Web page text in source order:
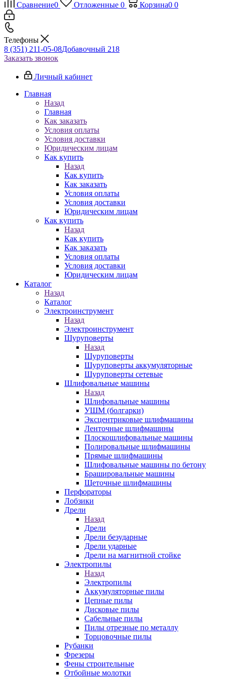
Сравнение0 Отложенные 0 Корзина0 0
Телефоны
8 (351) 211-05-08Добавочный 218
Заказать звонок
Личный кабинет
Главная
Назад
Главная
Как заказать
Условия оплаты
Условия доставки
Юридическим лицам
Как купить
Назад
Как купить
Как заказать
Условия оплаты
Условия доставки
Юридическим лицам
Как купить
Назад
Как купить
Как заказать
Условия оплаты
Условия доставки
Юридическим лицам
Каталог
Назад
Каталог
Электроинструмент
Назад
Электроинструмент
Шуруповерты
Назад
Шуруповерты
Шуруповерты аккумуляторные
Шуруповерты сетевые
Шлифовальные машины
Назад
Шлифовальные машины
УШМ (болгарки)
Эксцентриковые шлифмашины
Ленточные шлифмашины
Плоскошлифовальные машины
Полировальные шлифмашины
Прямые шлифмашины
Шлифовальные машины по бетону
Брашировальные машины
Щеточные шлифмашины
Перфораторы
Лобзики
Дрели
Назад
Дрели
Дрели безударные
Дрели ударные
Дрели на магнитной стойке
Электропилы
Назад
Электропилы
Аккумуляторные пилы
Цепные пилы
Дисковые пилы
Сабельные пилы
Пилы отрезные по металлу
Торцовочные пилы
Рубанки
Фрезеры
Фены строительные
Отбойные молотки